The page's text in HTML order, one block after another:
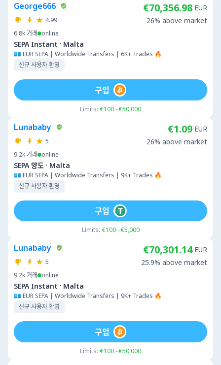
George666
4.99
6.8k 거래 online
SEPA Instant · Malta
💶 EUR SEPA | Worldwide Transfers | 6K+ Trades 🔥
신규 사용자 환영
€70,356.98 EUR
26% above market
Limits: €100 - €50,000
구입
Lunababy
5
9.2k 거래 online
SEPA 양도 · Malta
💶 EUR SEPA | Worldwide Transfers | 9K+ Trades 🔥
신규 사용자 환영
€1.09 EUR
26% above market
Limits: €100 - €5,000
구입
Lunababy
5
9.2k 거래 online
SEPA Instant · Malta
💶 EUR SEPA | Worldwide Transfers | 9K+ Trades 🔥
신규 사용자 환영
€70,301.14 EUR
25.9% above market
Limits: €100 - €50,000
구입